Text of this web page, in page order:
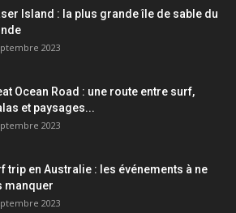
Island : la plus grande île de sable du
2023
Ocean Road : une route entre surf,
et paysages...
2023
trip en Australie : les événements à ne
manquer
2023